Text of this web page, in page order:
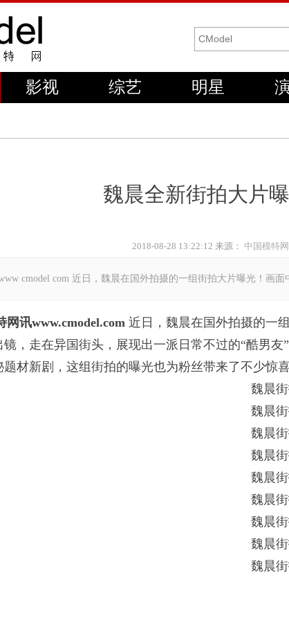
影视 综艺 明星
魏晨全新街拍大片
2018-08-28 13:22:12 来源： 中国模特网
cmodel com 近日，魏晨在国外拍摄的一组街拍大片曝光！画
网讯www.cmodel.com 近日，魏晨在国外拍摄的一
，走在异国街头，展现出一派日常不过的“酷男
材新剧，这组街拍的曝光也为粉丝带来了不少惊喜
魏晨
魏晨
魏晨
魏晨
魏晨
魏晨
魏晨
魏晨
魏晨